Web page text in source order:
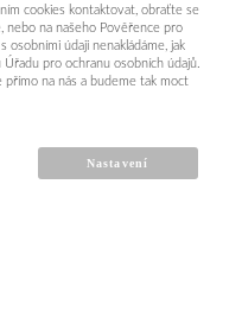
cookies kontaktovat, obraťte se
nebo na našeho Pověřence pro
osobními údaji nenakládáme, jak
pro ochranu osobních údajů.
na nás a budeme tak moct
Nastavení